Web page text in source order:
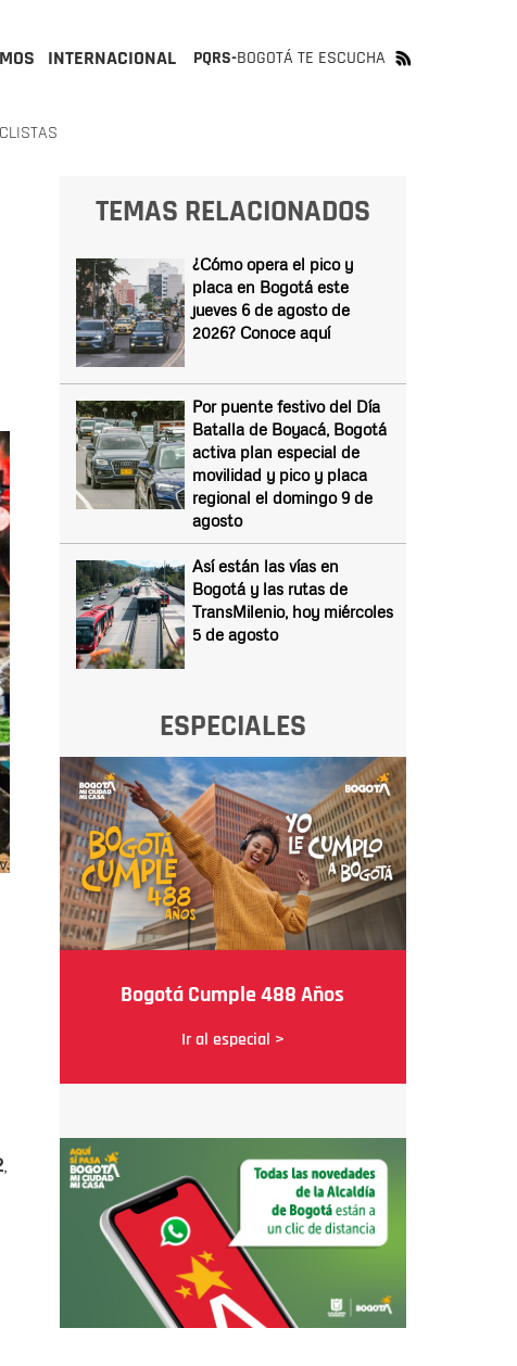
INTERNACIONAL PQRS-BOGOTÁ TE ESCUCHA
TEMAS RELACIONADOS
¿Cómo opera el pico y
placa en Bogotá este
jueves 6 de agosto de
2026? Conoce aquí
Por puente festivo del Día
Batalla de Boyacá, Bogotá
activa plan especial de
movilidad y pico y placa
regional el domingo 9 de
agosto
Así están las vías en
Bogotá y las rutas de
TransMilenio, hoy miércoles
5 de agosto
ESPECIALES
Bogotá Cumple 488 Años
Ir al especial >